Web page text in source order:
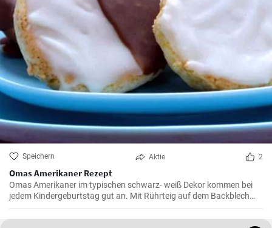
Speichern Aktie 2
Omas Amerikaner Rezept
Omas Amerikaner im typischen schwarz- weiß Dekor kommen bei
jedem Kindergeburtstag gut an. Mit Rührteig auf dem Backblech
kann man sie einfach backen. Zuletzt werden die Amerikaner dick
mit Zuckerguß bestrichen.